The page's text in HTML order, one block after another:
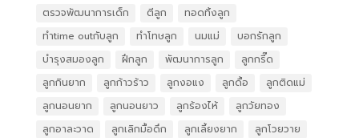
ตรวจพัฒนาการเด็ก
ตีลูก
ทอดทิ้งลูก
ทำtime outกับลูก
ทำโทษลูก นมแม่
บอกรักลูก
บำรุงสมองลูก
ฝึกลูก พัฒนาการลูก
ลูกกรี๊ด
ลูกกินยาก
ลูกก้าวร้าว ลูกงอแง ลูกดื้อ
ลูกติดแม่
ลูกนอนยาก
ลูกนอนยาว ลูกร้องไห้
ลูกวัยทอง
ลูกอาละวาด
ลูกเลิกมื้อดึก ลูกเลี้ยงยาก
ลูกโวยวาย